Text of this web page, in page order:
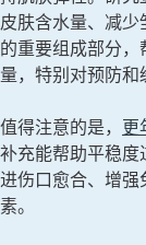
皮肤含水量、减
的重要组成部分
量，特别对预防和
值得注意的是， 更
补充能帮助平稳度
进伤口愈合、增强
素。